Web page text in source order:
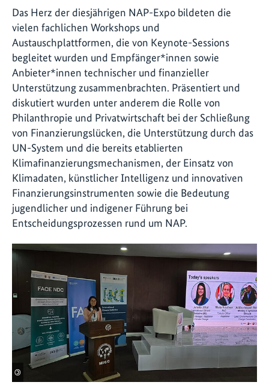
©
Das Herz der diesjährigen NAP-Expo bildeten die
vielen fachlichen Workshops und
Austauschplattformen, die von Keynote-Sessions
begleitet wurden und Empfänger*innen sowie
Anbieter*innen technischer und finanzieller
Unterstützung zusammenbrachten. Präsentiert und
diskutiert wurden unter anderem die Rolle von
Philanthropie und Privatwirtschaft bei der Schließung
von Finanzierungslücken, die Unterstützung durch das
UN-System und die bereits etablierten
Klimafinanzierungsmechanismen, der Einsatz von
Klimadaten, künstlicher Intelligenz und innovativen
Finanzierungsinstrumenten sowie die Bedeutung
jugendlicher und indigener Führung bei
Entscheidungsprozessen rund um NAP.